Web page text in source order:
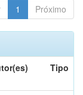
1 Próximo
Tipo